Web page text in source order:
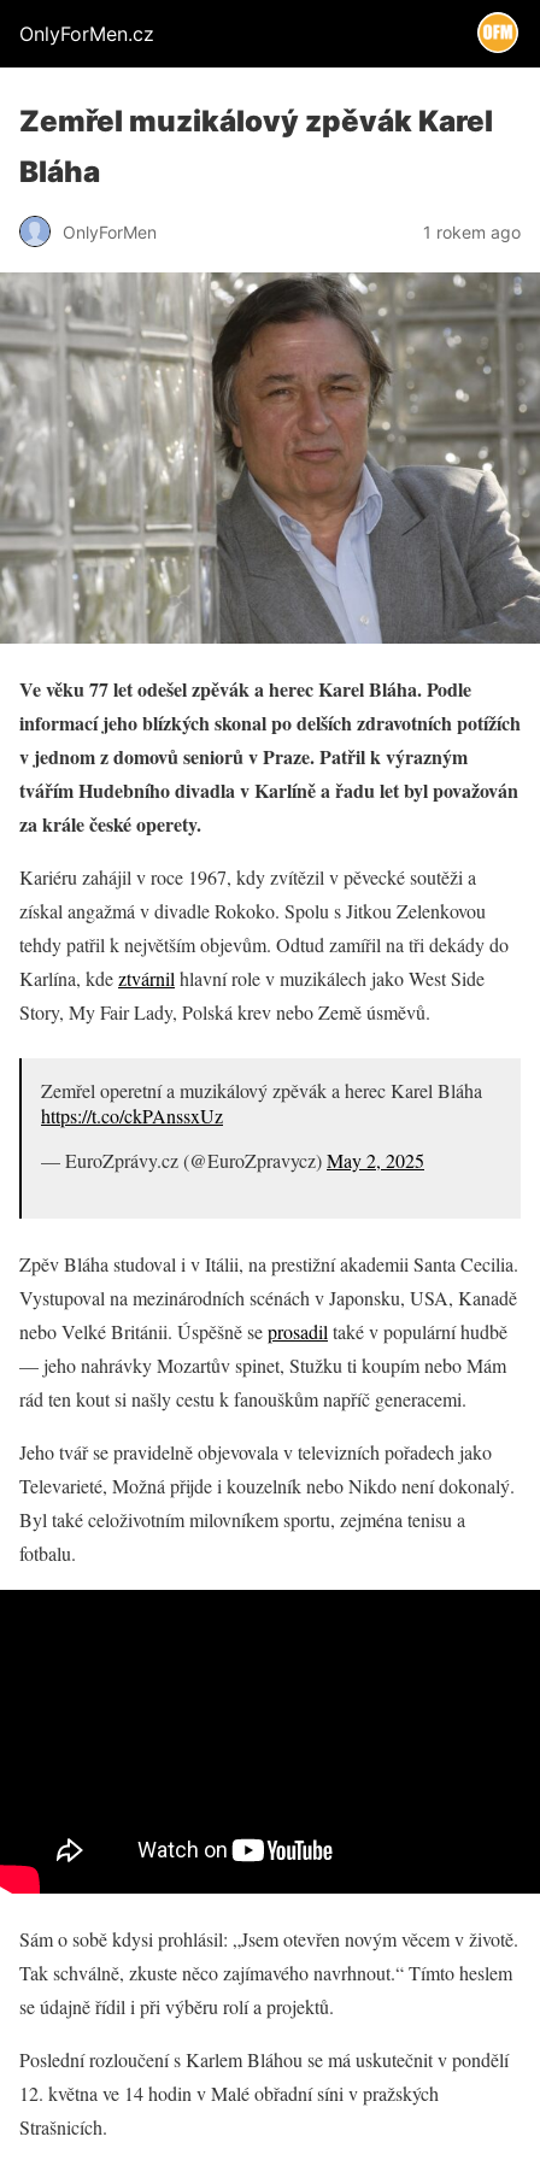
OnlyForMen.cz
Zemřel muzikálový zpěvák Karel
Bláha
OnlyForMen 1 rokem ago
Ve věku 77 let odešel zpěvák a herec Karel Bláha. Podle
informací jeho blízkých skonal po delších zdravotních potížích
v jednom z domovů seniorů v Praze. Patřil k výrazným
tvářím Hudebního divadla v Karlíně a řadu let byl považován
za krále české operety.
Kariéru zahájil v roce 1967, kdy zvítězil v pěvecké soutěži a
získal angažmá v divadle Rokoko. Spolu s Jitkou Zelenkovou
tehdy patřil k největším objevům. Odtud zamířil na tři dekády do
Karlína, kdeztvárnil hlavní role v muzikálech jako West Side
Story, My Fair Lady, Polská krev nebo Země úsměvů.
Zemřel operetní a muzikálový zpěvák a herec Karel Bláha
https://t.co/ckPAnssxUz
— EuroZprávy.cz (@EuroZpravycz)May 2, 2025
Zpěv Bláha studoval i v Itálii, na prestižní akademii Santa Cecilia.
Vystupoval na mezinárodních scénách v Japonsku, USA, Kanadě
nebo Velké Británii. Úspěšně seprosadil také v populární hudbě
— jeho nahrávky Mozartův spinet, Stužku ti koupím nebo Mám
rád ten kout si našly cestu k fanouškům napříč generacemi.
Jeho tvář se pravidelně objevovala v televizních pořadech jako
Televarieté, Možná přijde i kouzelník nebo Nikdo není dokonalý.
Byl také celoživotním milovníkem sportu, zejména tenisu a
fotbalu.
Sám o sobě kdysi prohlásil: „Jsem otevřen novým věcem v životě.
Tak schválně, zkuste něco zajímavého navrhnout.“ Tímto heslem
se údajně řídil i při výběru rolí a projektů.
Poslední rozloučení s Karlem Bláhou se má uskutečnit v pondělí
12. května ve 14 hodin v Malé obřadní síni v pražských
Strašnicích.